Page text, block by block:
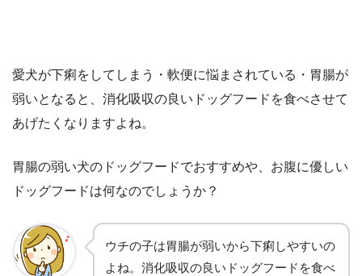
愛犬が下痢をしてしまう・軟便に悩まされている・胃腸が
弱いとなると、消化吸収の良いドッグフードを食べさせて
あげたくなりますよね。
胃腸の弱い犬のドッグフードでおすすめや、お腹に優しい
ドッグフードは何なのでしょうか？
ウチの子は胃腸が弱いから下痢しやすいの
よね。消化吸収の良いドッグフードを食べ